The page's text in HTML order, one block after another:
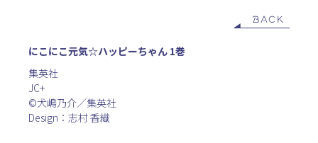
BACK
にこにこ元気☆ハッピーちゃん 1巻
集英社
JC+
©︎犬嶋乃介／集英社
Design：志村 香織